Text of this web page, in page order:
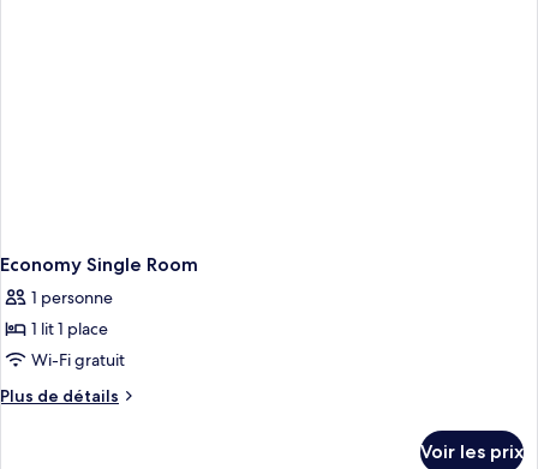
Economy Single Room
1 personne
1 lit 1 place
Wi-Fi gratuit
Plus de détails
Plus
Voir les prix